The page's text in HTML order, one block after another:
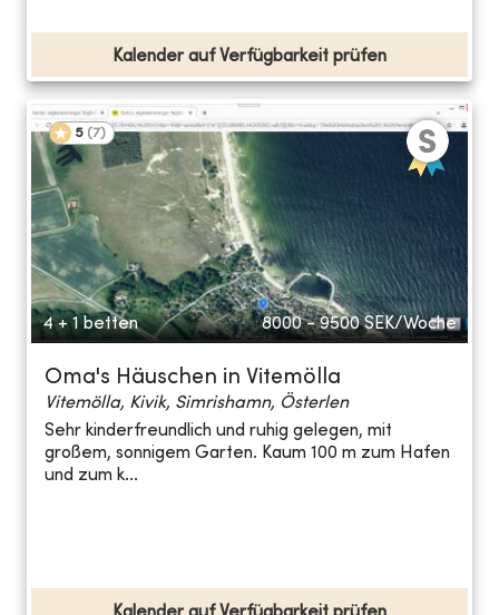
Kalender auf Verfügbarkeit prüfen
5 (7)
4 + 1 betten 8000 - 9500 SEK/Woche
Oma's Häuschen in Vitemölla
Vitemölla, Kivik, Simrishamn, Österlen
Sehr kinderfreundlich und ruhig gelegen, mit
großem, sonnigem Garten. Kaum 100 m zum Hafen
und zum k...